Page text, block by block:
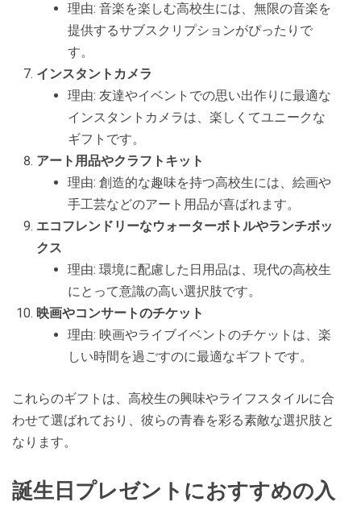
理由: 音楽を楽しむ高校生には、無限の音楽を
提供するサブスクリプションがぴったりで
す。
インスタントカメラ
理由: 友達やイベントでの思い出作りに最適な
インスタントカメラは、楽しくてユニークな
ギフトです。
アート用品やクラフトキット
理由: 創造的な趣味を持つ高校生には、絵画や
手工芸などのアート用品が喜ばれます。
エコフレンドリーなウォーターボトルやランチボッ
クス
理由: 環境に配慮した日用品は、現代の高校生
にとって意識の高い選択肢です。
映画やコンサートのチケット
理由: 映画やライブイベントのチケットは、楽
しい時間を過ごすのに最適なギフトです。
これらのギフトは、高校生の興味やライフスタイルに合
わせて選ばれており、彼らの青春を彩る素敵な選択肢と
なります。
誕生日プレゼントにおすすめの入